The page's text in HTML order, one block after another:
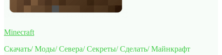
Minecraft
Скачать/ Моды/ Севера/ Секреты/ Сделать/ Майнкрафт